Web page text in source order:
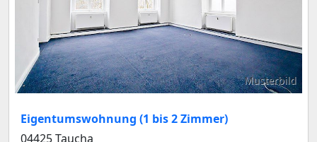
Musterbild
Eigentumswohnung (1 bis 2 Zimmer)
04425 Taucha